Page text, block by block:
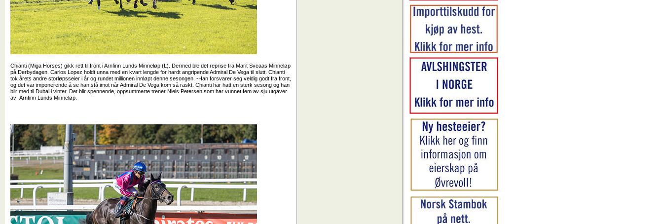
Chianti (Miga Horses) gikk rett til front i Arnfinn Lunds Minneløp (L). Dermed ble det reprise fra Marit Sveaas Minneløp
på Derbydagen. Carlos Lopez holdt unna med en kvart lengde for hardt angripende Admiral De Vega til slutt. Chianti
tok årets andre storløpsseier i år og rundet millionen innløpt denne sesongen. -Han forsvarer seg veldig godt fra front,
og det var imponerende å se han stå imot når Admiral De Vega kom så raskt. Chianti har hatt en sterk sesong og han
blir med til Dubai i vinter. Det blir spennende, oppsummerte trener Niels Petersen som har vunnet fem av sju utgaver
av Arnfinn Lunds Minneløp.